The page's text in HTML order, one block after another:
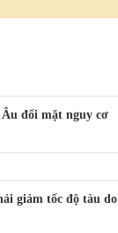
đối mặt nguy cơ
giảm tốc độ tàu do